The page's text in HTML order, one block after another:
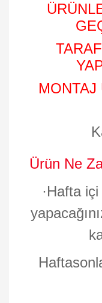
MONTAJ
Ürün Ne
·Hafta